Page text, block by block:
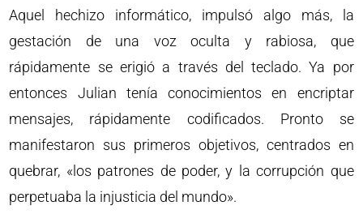
Aquel hechizo informático, impulsó algo más, la
gestación de una voz oculta y rabiosa, que
rápidamente se erigió a través del teclado. Ya por
entonces Julian tenía conocimientos en encriptar
mensajes, rápidamente codificados. Pronto se
manifestaron sus primeros objetivos, centrados en
quebrar, «los patrones de poder, y la corrupción que
perpetuaba la injusticia del mundo».